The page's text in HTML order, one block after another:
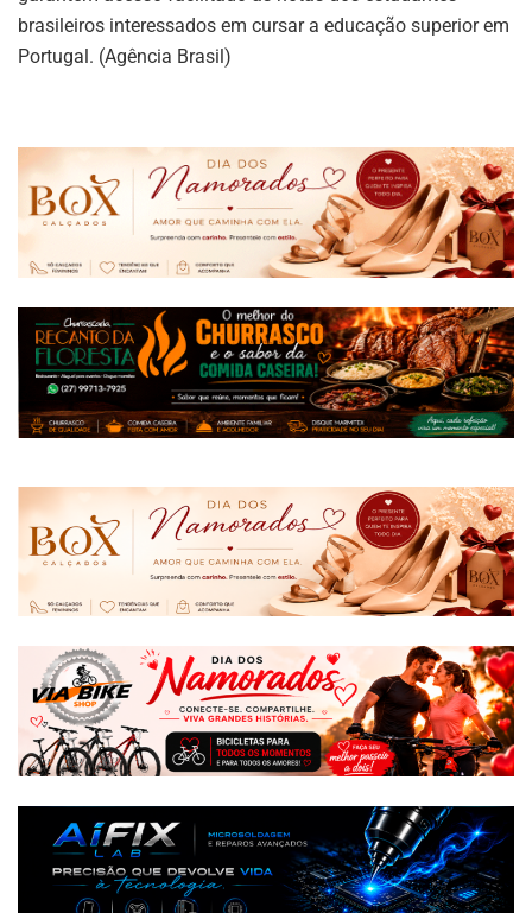
brasileiros interessados em cursar a educação superior em
Portugal. (Agência Brasil)